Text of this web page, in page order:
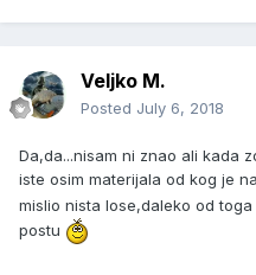
Veljko M.
Posted July 6, 2018
Da,da...nisam ni znao ali kada
iste osim materijala od kog je
mislio nista lose,daleko od
postu